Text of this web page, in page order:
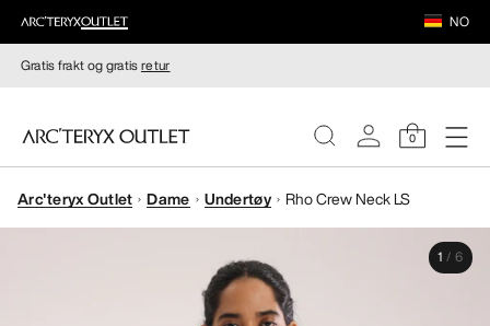
NO
Gratis frakt og gratisretur
0
DAMER
Arc'teryx Outlet Dame Undertøy Rho Crew Neck LS
1 / 6